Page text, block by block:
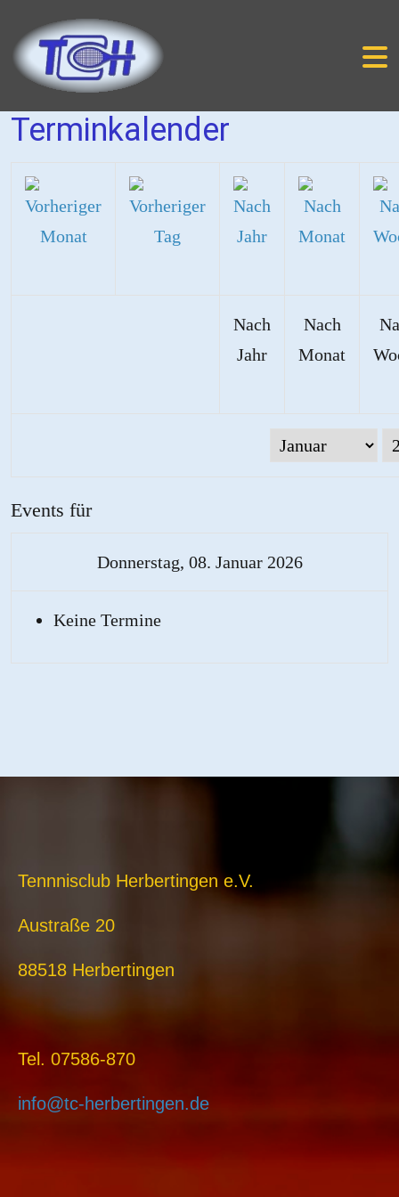
Terminkalender
Nach
Jahr
Nach
Monat
Events für
Donnerstag, 08. Januar 2026
Keine Termine
Tennnisclub Herbertingen e.V.
Austraße 20
88518 Herbertingen
Tel. 07586-870
info@tc-herbertingen.de